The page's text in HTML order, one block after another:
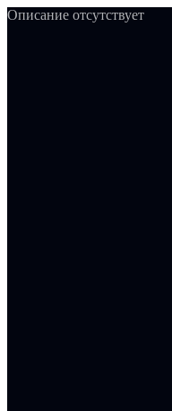
Описание отсутствует